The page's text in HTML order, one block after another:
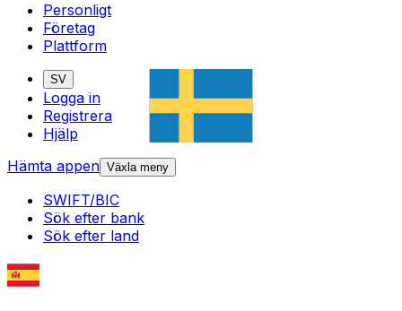
Personligt
Företag
Plattform
SV
Logga in
Registrera
Hjälp
Hämta appen Växla meny
SWIFT/BIC
Sök efter bank
Sök efter land